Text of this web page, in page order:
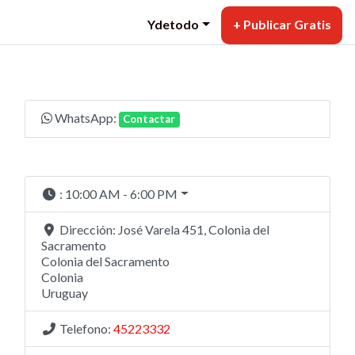
Ydetodo + Publicar Gratis
WhatsApp: Contactar
: 10:00 AM - 6:00 PM
Dirección: José Varela 451, Colonia del
Sacramento
Colonia del Sacramento
Colonia
Uruguay
Telefono: 45223332